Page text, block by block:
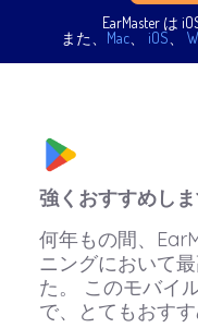
EarMaster は
また、 Mac iOS
強くおすすめし
何年もの間、
ニングにおいて
た。 このモバイ
で、とてもおすす